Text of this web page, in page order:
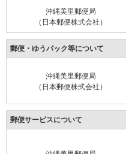
沖縄美里郵便局
（日本郵便株式会社）
郵便・ゆうパック等について
沖縄美里郵便局
（日本郵便株式会社）
郵便サービスについて